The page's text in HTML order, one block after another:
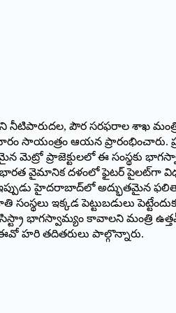
నీటిపారుదల, పౌర సరఫరాల శాఖ మంత్రి
సాయంత్రం ఆయన
మెట్రో ప్రాజెక్టులలో ఈ సంస్థకు
వైమానిక దళంలో ఫైటర్‌ పైలట్‌గా విధులు
ఇప్పుడు హైదరాబాద్‌లో అద్భుతమైన
ఇక్కడ పెట్టుబడులు
భాగస్వామ్యం కావాలని మంత్రి
హరి తదితరులు పాల్గొన్నారు.